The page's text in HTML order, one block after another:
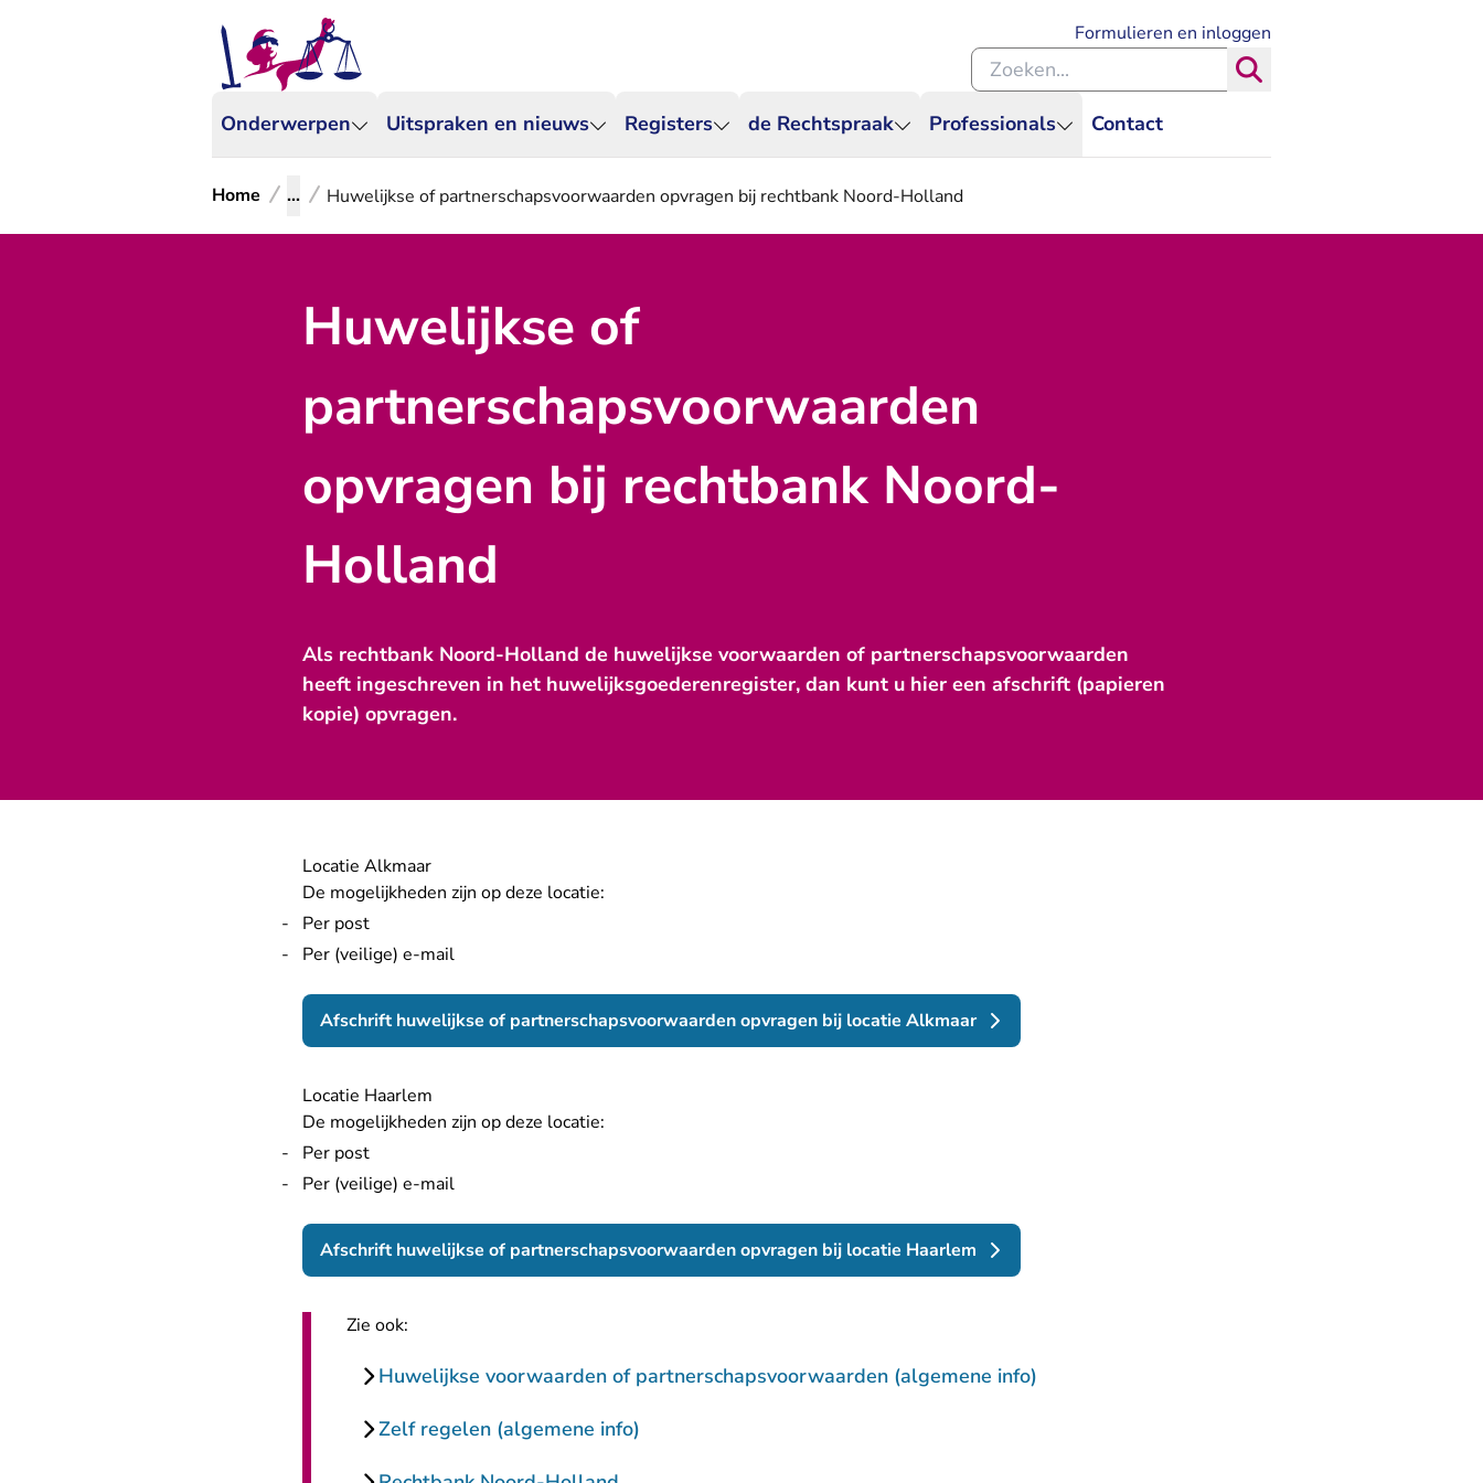
Onderwerpen Uitspraken en nieuws Registers de Rechtspraak Professionals Contact
Formulieren en inloggen
Zoeken binnen de Rechtspraak
Home ... Huwelijkse of partnerschapsvoorwaarden opvragen bij rechtbank Noord-Holland
Huwelijkse of
partnerschapsvoorwaarden
opvragen bij rechtbank Noord-
Holland
Als rechtbank Noord-Holland de huwelijkse voorwaarden of partnerschapsvoorwaarden
heeft ingeschreven in het huwelijksgoederenregister, dan kunt u hier een afschrift (papieren
kopie) opvragen.
Locatie Alkmaar
De mogelijkheden zijn op deze locatie:
Per post
Per (veilige) e-mail
Afschrift huwelijkse of partnerschapsvoorwaarden opvragen bij locatie Alkmaar
Locatie Haarlem
De mogelijkheden zijn op deze locatie:
Per post
Per (veilige) e-mail
Afschrift huwelijkse of partnerschapsvoorwaarden opvragen bij locatie Haarlem
Zie ook:
Huwelijkse voorwaarden of partnerschapsvoorwaarden (algemene info)
Zelf regelen (algemene info)